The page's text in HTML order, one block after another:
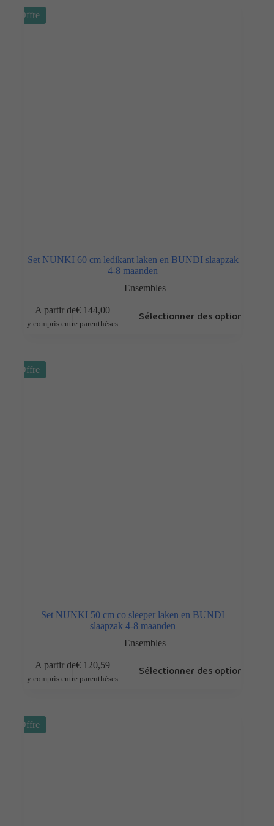
Offre
Set NUNKI 60 cm ledikant laken en BUNDI slaapzak
4-8 maanden
Ensembles
A partir de€ 144,00
y compris entre parenthèses Sélectionner des options
Offre
Set NUNKI 50 cm co sleeper laken en BUNDI
slaapzak 4-8 maanden
Ensembles
A partir de€ 120,59
y compris entre parenthèses Sélectionner des options
Offre